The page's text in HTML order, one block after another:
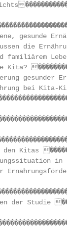
gesunde
die
familiärem
Kita?
gesunder
bei Kita-
Kitas
der Studie